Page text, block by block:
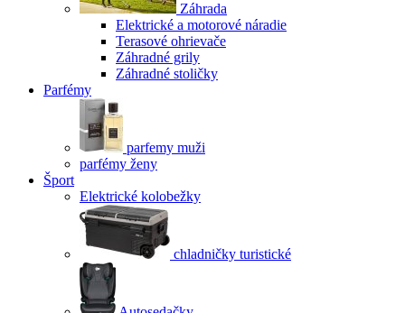
Záhrada
Elektrické a motorové náradie
Terasové ohrievače
Záhradné grily
Záhradné stoličky
Parfémy
parfemy muži
parfémy ženy
Šport
Elektrické kolobežky
chladničky turistické